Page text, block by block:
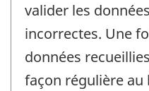
valider les
incorrectes. Une
données
façon régulière au